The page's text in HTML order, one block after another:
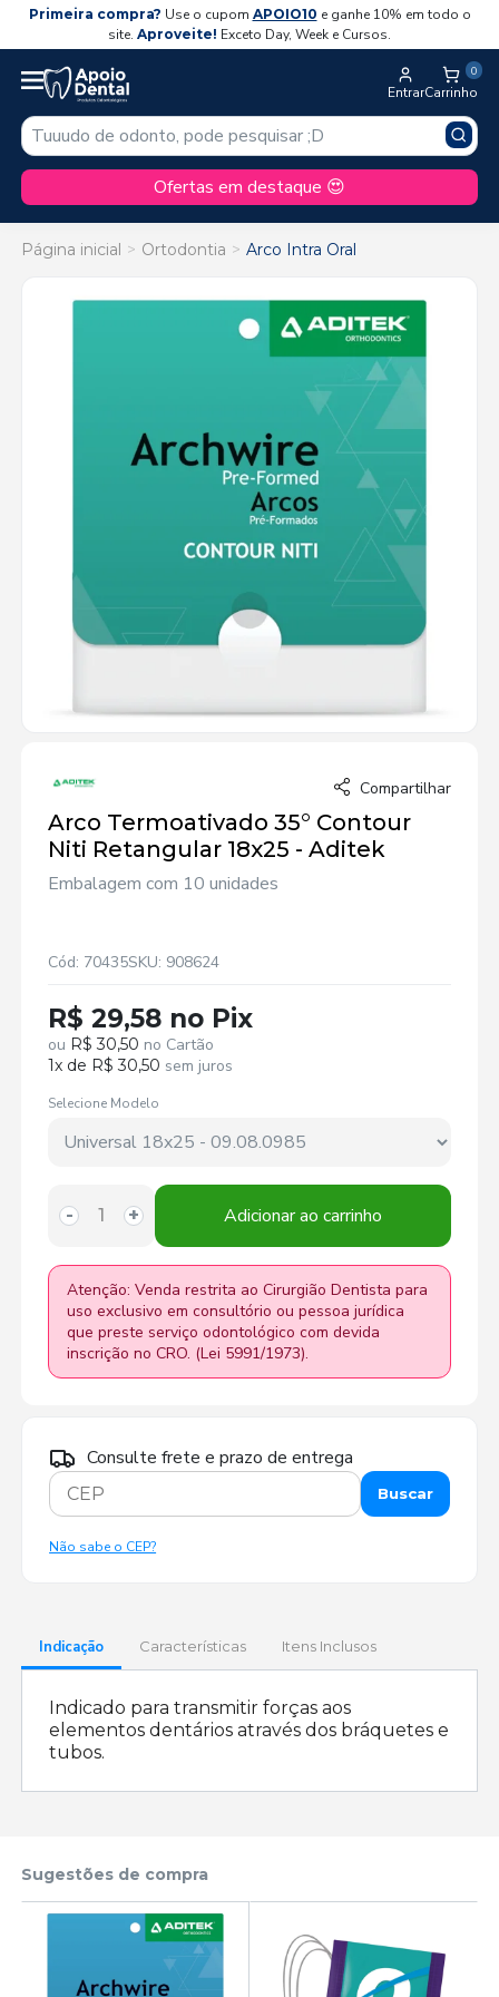
Primeira compra? Use o cupom APOIO10 e ganhe 10% em todo o
site. Aproveite! Exceto Day, Week e Cursos.
Entrar
0
Carrinho
Ofertas em destaque 😍
Página inicial Ortodontia Arco Intra Oral
Compartilhar
Arco Termoativado 35° Contour
Niti Retangular 18x25 - Aditek
Embalagem com 10 unidades
Cód: 70435SKU: 908624
R$ 29,58 no Pix
ou R$ 30,50 no Cartão
1x de R$ 30,50 sem juros
Selecione Modelo
- + Adicionar ao carrinho
Atenção: Venda restrita ao Cirurgião Dentista para
uso exclusivo em consultório ou pessoa jurídica
que preste serviço odontológico com devida
inscrição no CRO. (Lei 5991/1973).
Consulte frete e prazo de entrega
Buscar
Não sabe o CEP?
Indicação Características Itens Inclusos
Indicado para transmitir forças aos
elementos dentários através dos bráquetes e
tubos.
Sugestões de compra